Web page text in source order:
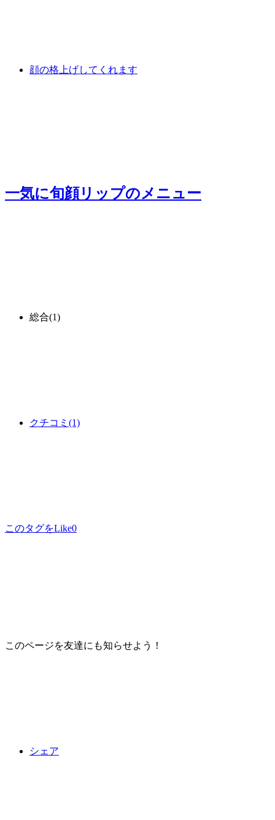
顔の格上げしてくれます
一気に旬顔リップのメニュー
総合(1)
クチコミ (1)
このタグをLike0
このページを友達にも知らせよう！
シェア